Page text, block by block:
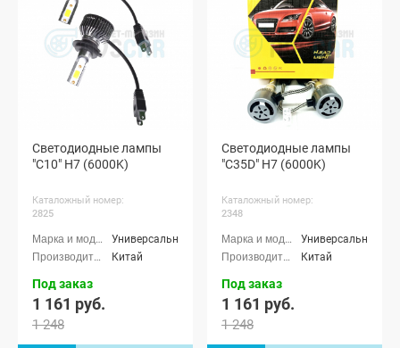
Светодиодные лампы
"C10" H7 (6000K)
Каталожный номер:
2825
Универсальные
Китай
Под заказ
1 161 руб.
1 248
Светодиодные лампы
"C35D" H7 (6000K)
Каталожный номер:
2348
Универсальные
Китай
Под заказ
1 161 руб.
1 248